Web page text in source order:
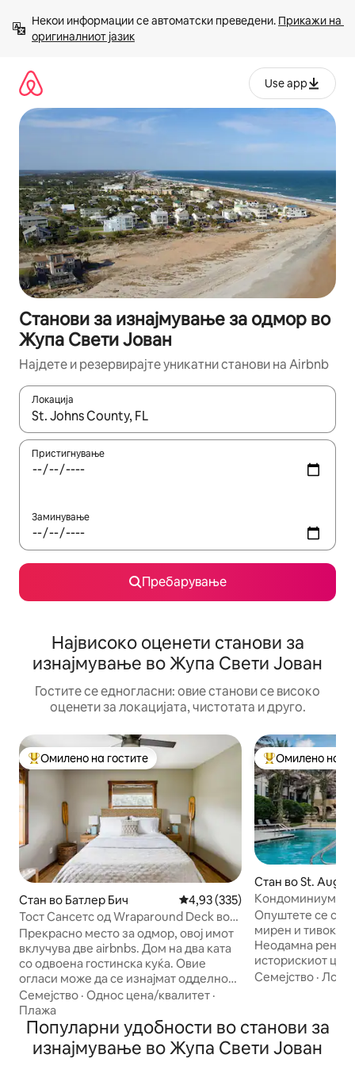
содржина
Некои информации се автоматски преведени. Прикажи на
оригиналниот јазик
Use app
Станови за изнајмување за одмор во
Жупа Свети Јован
Најдете и резервирајте уникатни станови на Airbnb
Локација
Кога резултатите се достапни, движете се со копчињата
Пристигнување
Заминување
Пребарување
Највисоко оценети станови за
изнајмување во Жупа Свети Јован
Гостите се едногласни: овие станови се високо
оценети за локацијата, чистотата и друго.
Меѓу најуспешните „Омилени на гостите“
Омилено на гостите
Стан во Батлер Бич Просечна оцена: 4,93 од 5,
4,93 (335)
Тост Сансетс од Wraparound Deck во
крајбрежна оаза
Прекрасно место за одмор, овој имот
вклучува две airbnbs. Дом на два ката
со одвоена гостинска куќа. Овие
огласи може да се изнајмат одделно
или заедно, ако се достапни. Овој
оглас е простор од околу 1000
квадратни стапки. Ќе имате
ексклузивен пристап до станот на
вториот кат и ќе го покриете тремот.
Семејство · Однос цена/квалитет ·
Плажа
Меѓу
Омилено на
Стан во St.
Кондоминиум во
на Свети
Опуштете се со
мирен и тивок
Неодамна
историскиот
плажите и
хидромасажна
спа центар за
јавноста. AT&T
Семејство ·
Популарни удобности во станови за
изнајмување во Жупа Свети Јован